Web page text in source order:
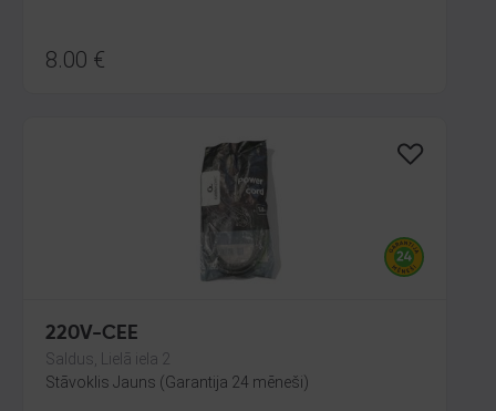
8.00 €
220V-CEE
Saldus, Lielā iela 2
Stāvoklis Jauns (Garantija 24 mēneši)